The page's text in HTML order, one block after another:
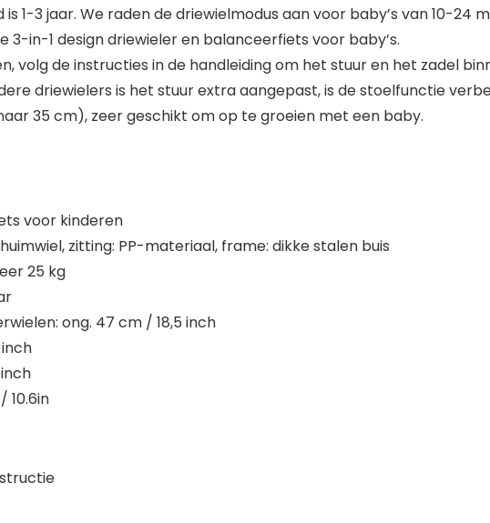
1-3 jaar. We raden de driewielmodus aan voor baby’s van 10-24
3-in-1 design driewieler en balanceerfiets voor baby’s.
volg de instructies in de handleiding om het stuur en het zadel
driewielers is het stuur extra aangepast, is de stoelfunctie
35 cm), zeer geschikt om op te groeien met een baby.
voor kinderen
zitting: PP-materiaal, frame: dikke stalen buis
25 kg
ong. 47 cm / 18,5 inch
10.6in